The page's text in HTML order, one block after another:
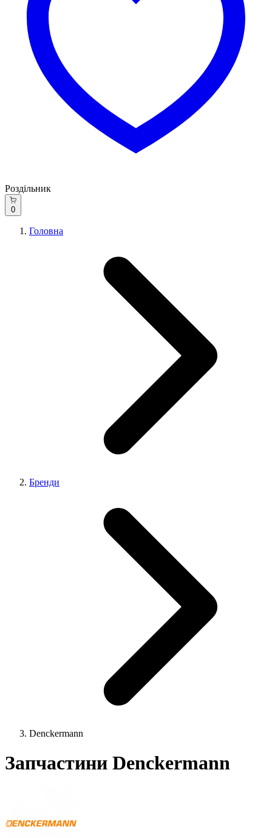
Роздільник
0
Головна
Бренди
Denckermann
Запчастини Denckermann